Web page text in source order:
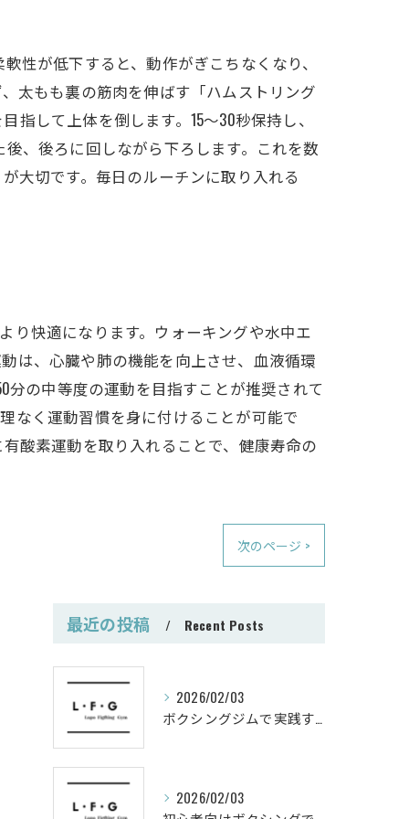
性が低下すると、動作がぎこちなくなり、
太もも裏の筋肉を伸ばす「ハムストリング
して上体を倒します。15〜30秒保持し、
、後ろに回しながら下ろします。これを数
大切です。毎日のルーチンに取り入れる
り快適になります。ウォーキングや水中エ
は、心臓や肺の機能を向上させ、血液循環
の中等度の運動を目指すことが推奨されて
なく運動習慣を身に付けることが可能で
酸素運動を取り入れることで、健康寿命の
次のページ >
最近の投稿 Recent Posts
2026/02/03
ボクシングジムで実践する筋肥大トレーニング術
2026/02/03